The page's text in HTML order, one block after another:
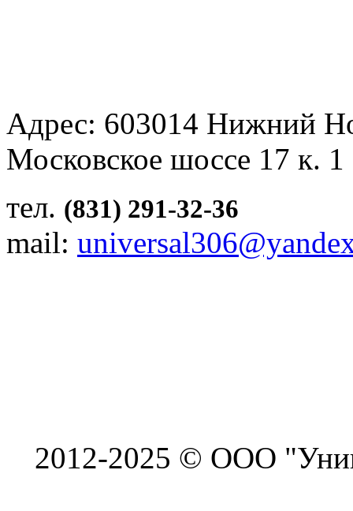
Адрес: 603014 Нижний
Московское шоссе 17 к.
тел. (831) 291-32-36
mail:
2012-2025 © ООО